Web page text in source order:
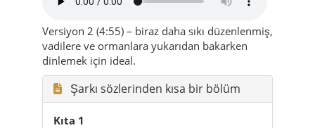
Kıta 1
Yol kıvrılıyor dağların koynuna sessizce,
bir sis tül gibi iniyor vadinin üzerine.
Evler dağılmış gökyüzüne serpilmiş
yıldızlar,
sanki her çatıda eski bir masal saklı var.